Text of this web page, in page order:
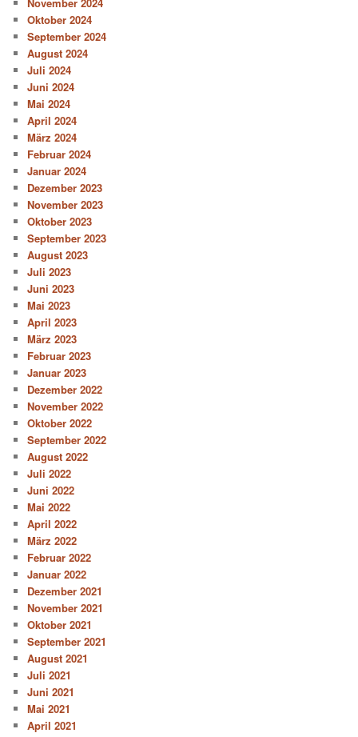
November 2024
Oktober 2024
September 2024
August 2024
Juli 2024
Juni 2024
Mai 2024
April 2024
März 2024
Februar 2024
Januar 2024
Dezember 2023
November 2023
Oktober 2023
September 2023
August 2023
Juli 2023
Juni 2023
Mai 2023
April 2023
März 2023
Februar 2023
Januar 2023
Dezember 2022
November 2022
Oktober 2022
September 2022
August 2022
Juli 2022
Juni 2022
Mai 2022
April 2022
März 2022
Februar 2022
Januar 2022
Dezember 2021
November 2021
Oktober 2021
September 2021
August 2021
Juli 2021
Juni 2021
Mai 2021
April 2021